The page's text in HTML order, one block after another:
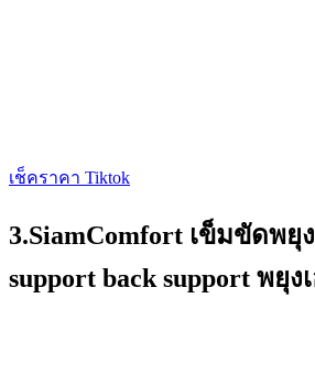
เช็คราคา Tiktok
3.SiamComfort เข็มขัดพยุ
support back support พยุง